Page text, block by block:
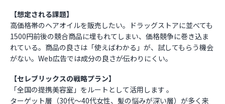
【想定される課題】
高価格帯のヘアオイルを販売したい。ドラッグストアに並べても
1500円前後の競合商品に埋もれてしまい、価格競争に巻き込ま
れている。商品の良さは「使えばわかる」が、試してもらう機会
がない。Web広告では成分の良さが伝わりにくい。
【セレブリックスの戦略プラン】
「全国の提携美容室」をルートとして活用します 。
ターゲット層（30代〜40代女性、髪の悩みが深い層）が多く来